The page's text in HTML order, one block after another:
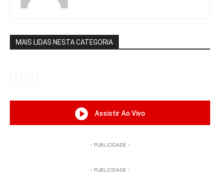
MAIS LIDAS NESTA CATEGORIA
Assistir Ao Vivo
- PUBLICIDADE -
- PUBLICIDADE -